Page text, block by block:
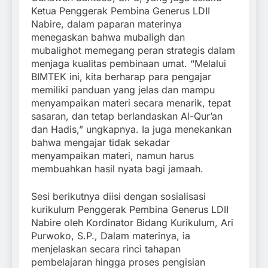
Ketua Penggerak Pembina Generus LDII
Nabire, dalam paparan materinya
menegaskan bahwa mubaligh dan
mubalighot memegang peran strategis dalam
menjaga kualitas pembinaan umat. “Melalui
BIMTEK ini, kita berharap para pengajar
memiliki panduan yang jelas dan mampu
menyampaikan materi secara menarik, tepat
sasaran, dan tetap berlandaskan Al-Qur’an
dan Hadis,” ungkapnya. Ia juga menekankan
bahwa mengajar tidak sekadar
menyampaikan materi, namun harus
membuahkan hasil nyata bagi jamaah.
Sesi berikutnya diisi dengan sosialisasi
kurikulum Penggerak Pembina Generus LDII
Nabire oleh Kordinator Bidang Kurikulum, Ari
Purwoko, S.P., Dalam materinya, ia
menjelaskan secara rinci tahapan
pembelajaran hingga proses pengisian